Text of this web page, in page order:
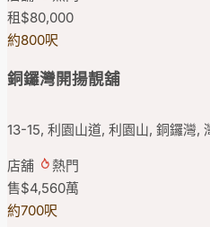
租$80,000
約800呎
銅鑼灣開揚靚舖
13-15, 利園山道, 利園山, 銅鑼灣,
店舖
熱門
售$4,560萬
約700呎